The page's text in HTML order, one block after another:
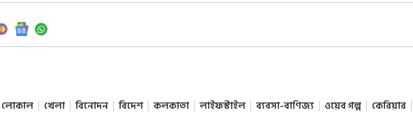
লোকাল খেলা বিনোদন বিদেশ কলকাতা লাইফস্টাইল ব্যবসা-বাণিজ্য ওয়েব গল্প কেরিয়ার